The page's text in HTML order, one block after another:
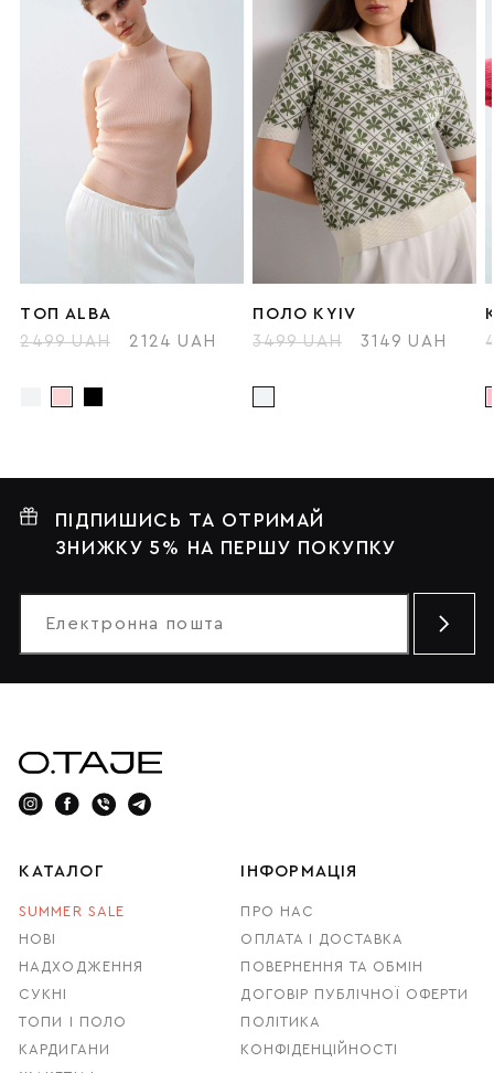
ТОП ALBA
2499 UAH
2124 UAH
ПОЛО KYIV
3499 UAH
3149 UAH
ПІДПИШИСЬ ТА ОТРИМАЙ
ЗНИЖКУ 5% НА ПЕРШУ ПОКУПКУ
КАТАЛОГ
SUMMER SALE
НОВІ
НАДХОДЖЕННЯ
СУКНІ
ТОПИ І ПОЛО
КАРДИГАНИ
ІНФОРМАЦІЯ
ПРО НАС
ОПЛАТА І ДОСТАВКА
ПОВЕРНЕННЯ ТА ОБМІН
ДОГОВІР ПУБЛІЧНОЇ ОФЕРТИ
ПОЛІТИКА
КОНФІДЕНЦІЙНОСТІ